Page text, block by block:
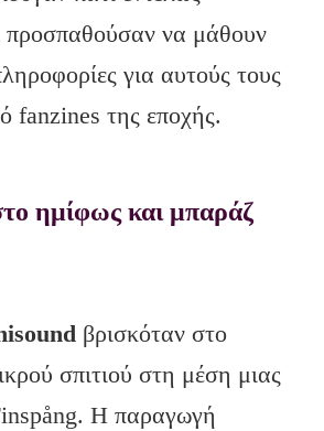
προσπαθούσαν να μάθουν
για αυτούς τους
fanzines της εποχής.
ημίφως και μπαράζ
βρισκόταν στο
σπιτιού στη μέση μιας
Η παραγωγή